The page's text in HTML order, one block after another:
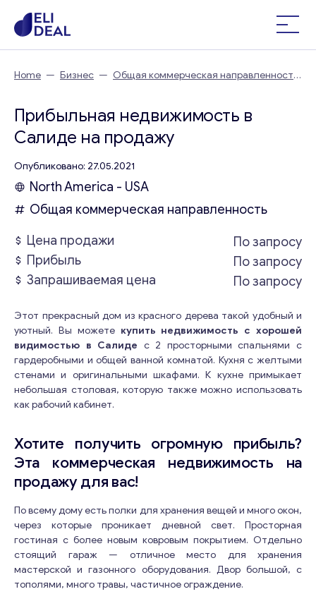
Home — Бизнес — Общая коммерческая направленность
Прибыльная недвижимость в
Салиде на продажу
Опубликовано: 27.05.2021
North America - USA
Общая коммерческая направленность
Цена продажи
По запросу
Прибыль
По запросу
Запрашиваемая цена
По запросу
Этот прекрасный дом из красного дерева такой удобный и
уютный. Вы можете купить недвижимость с хорошей
видимостью в Салиде с 2 просторными спальнями с
гардеробными и общей ванной комнатой. Кухня с желтыми
стенами и оригинальными шкафами. К кухне примыкает
небольшая столовая, которую также можно использовать
как рабочий кабинет.
Хотите получить огромную прибыль?
Эта коммерческая недвижимость на
продажу для вас!
По всему дому есть полки для хранения вещей и много окон,
через которые проникает дневной свет. Просторная
гостиная с более новым ковровым покрытием. Отдельно
стоящий гараж — отличное место для хранения
мастерской и газонного оборудования. Двор большой, с
тополями, много травы, частичное ограждение.